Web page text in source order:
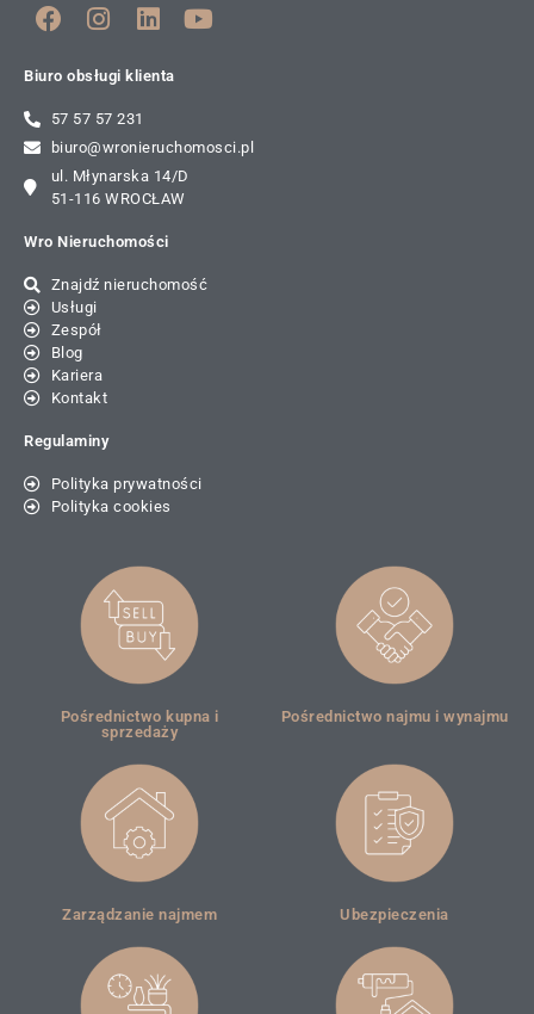
Biuro obsługi klienta
57 57 57 231
biuro@wronieruchomosci.pl
ul. Młynarska 14/D
51-116 WROCŁAW
Wro Nieruchomości
Znajdź nieruchomość
Usługi
Zespół
Blog
Kariera
Kontakt
Regulaminy
Polityka prywatności
Polityka cookies
Pośrednictwo kupna i
sprzedaży
Pośrednictwo najmu i wynajmu
Zarządzanie najmem Ubezpieczenia